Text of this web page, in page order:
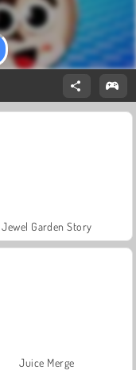
Jewel Garden Story
Juice Merge